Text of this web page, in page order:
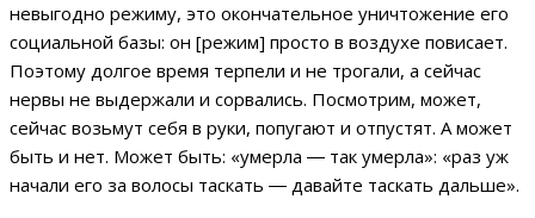
невыгодно режиму, это окончательное уничтожение его
социальной базы: он [режим] просто в воздухе повисает.
Поэтому долгое время терпели и не трогали, а сейчас
нервы не выдержали и сорвались. Посмотрим, может,
сейчас возьмут себя в руки, попугают и отпустят. А может
быть и нет. Может быть: «умерла ― так умерла»: «раз уж
начали его за волосы таскать ― давайте таскать дальше».